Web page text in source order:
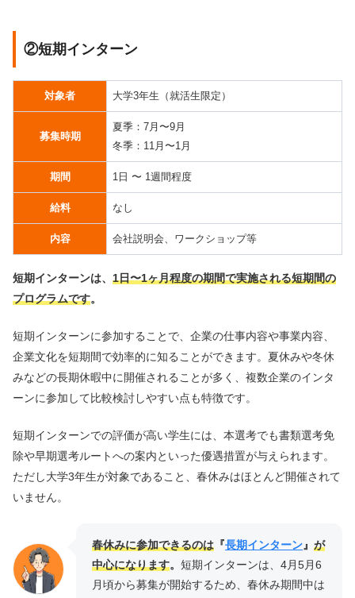
②短期インターン
対象者 大学3年生（就活生限定）
募集時期
夏季：7月〜9月
冬季：11月〜1月
期間 1日 〜 1週間程度
給料 なし
内容 会社説明会、ワークショップ等
短期インターンは、 1日〜1ヶ月程度の期間で実施される短期間の
プログラムです。
短期インターンに参加することで、企業の仕事内容や事業内容、
企業文化を短期間で効率的に知ることができます。夏休みや冬休
みなどの長期休暇中に開催されることが多く、複数企業のインタ
ーンに参加して比較検討しやすい点も特徴です。
短期インターンでの評価が高い学生には、本選考でも書類選考免
除や早期選考ルートへの案内といった優遇措置が与えられます。
ただし大学3年生が対象であること、春休みはほとんど開催されて
いません。
春休みに参加できるのは 『長期インターン』 が
中心になります。 短期インターンは、4月5月6
月頃から募集が開始するため、春休み期間中は